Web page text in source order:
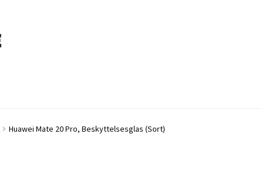
Huawei Mate 20 Pro, Beskyttelsesglas (Sort)